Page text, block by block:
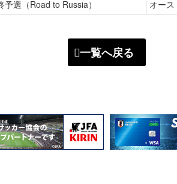
予選（Road to Russia） オー
一覧へ戻る